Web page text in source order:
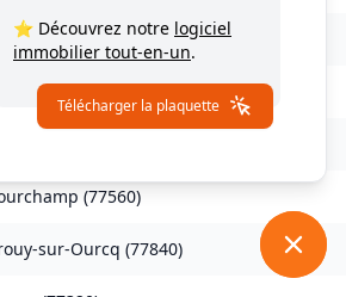
(77290)
Sainte-Libiaire
(77560)
sur-Ourcq (77840)
⭐ Découvrez notre logiciel
immobilier tout-en-un.
Télécharger la plaquette